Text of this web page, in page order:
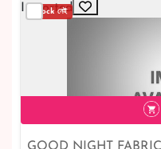
Imported
Stock নেই
GOOD NIGHT